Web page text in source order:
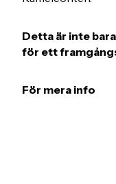
Detta är inte
för ett
För mera info